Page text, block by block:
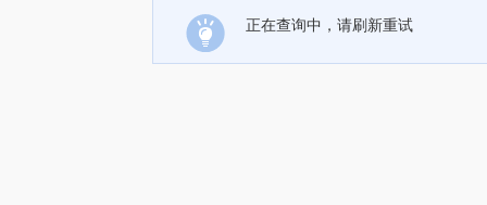
正在查询中，请刷新重试